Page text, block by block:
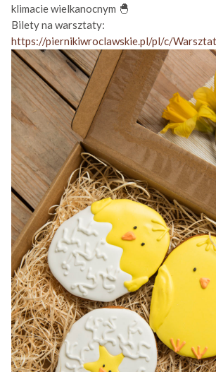
klimacie wielkanocnym 🐣
Bilety na warsztaty:
https://piernikiwroclawskie.pl/pl/c/